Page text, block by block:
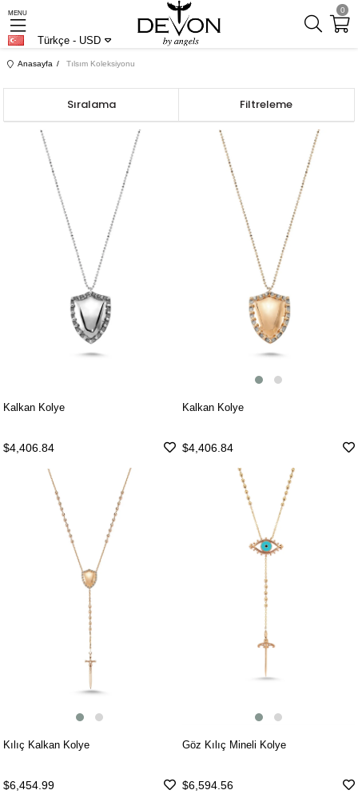
0
MENU
Türkçe - USD
Anasayfa Tılsım Koleksiyonu
Filtreleme
Sıralama
Kalkan Kolye
$4,406.84
Kalkan Kolye
$4,406.84
Kılıç Kalkan Kolye
$6,454.99
Göz Kılıç Mineli Kolye
$6,594.56